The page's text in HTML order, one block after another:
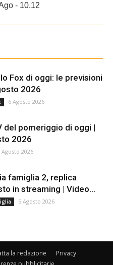
- 10.12
Fox di oggi: le previsioni
2026
6 Agosto 2026
del pomeriggio di oggi |
2026
Agosto 2026
famiglia 2, replica
in streaming | Video...
5 Agosto 2026
la redazione
Privacy